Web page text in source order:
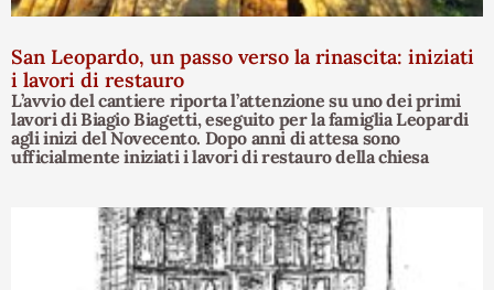
San Leopardo, un passo verso la rinascita: iniziati
i lavori di restauro
L’avvio del cantiere riporta l’attenzione su uno dei primi
lavori di Biagio Biagetti, eseguito per la famiglia Leopardi
agli inizi del Novecento. Dopo anni di attesa sono
ufficialmente iniziati i lavori di restauro della chiesa